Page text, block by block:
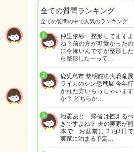
全ての質問ランキング
全ての質問の中で人気のランキング
仲里依紗 整形してますよ
ね？前の方が可愛かったの
に今怖いんですが整形した
ら整形したーって…
1
鹿児島市 黎明館の大恐竜展
ライカのシン恐竜展 今年行
かれた方いらっしゃいます
か？ どちらか…
2
地震あと 帰省は控えるべ
きですよね？ 夫の実家が熊
本で お盆前に２泊3日で
実家に泊まる予定…
3